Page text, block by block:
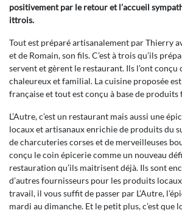
positivement par le retour et l’accueil
ittrois.
Tout est préparé artisanalement par Thierry
et de Romain, son fils. C’est à trois qu’ils
servent et gèrent le restaurant. Ils l’ont
chaleureux et familial. La cuisine proposée
française et tout est conçu à base de produits
L’Autre, c’est un restaurant mais aussi une
locaux et artisanaux enrichie de produits du
de charcuteries corses et de merveilleuses
conçu le coin épicerie comme un nouveau
restauration qu’ils maitrisent déjà. Ils sont
d’autres fournisseurs pour les produits
travail, il vous suffit de passer par L’Autre,
mardi au dimanche. Et le petit plus, c’est que